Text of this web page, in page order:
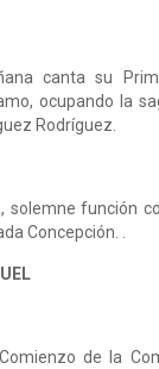
canta su
ocupando la
Rodríguez.
solemne función
Concepción. .
de la